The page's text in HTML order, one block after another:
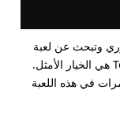
وتبحث عن لعبة
ممتعة ومثيرة، فإن لعبة Toy Story 3 ppsspp هي الخيار الأمثل.
في هذه اللعبة